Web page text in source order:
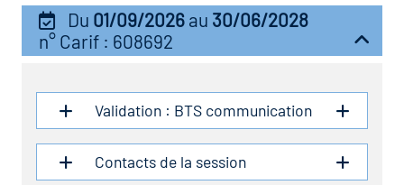
de l'Industrie
emploi-formation
des transitions
Du 01/09/2026 au 30/06/2028
n° Carif : 608692
Validation : BTS communication
Contacts de la session